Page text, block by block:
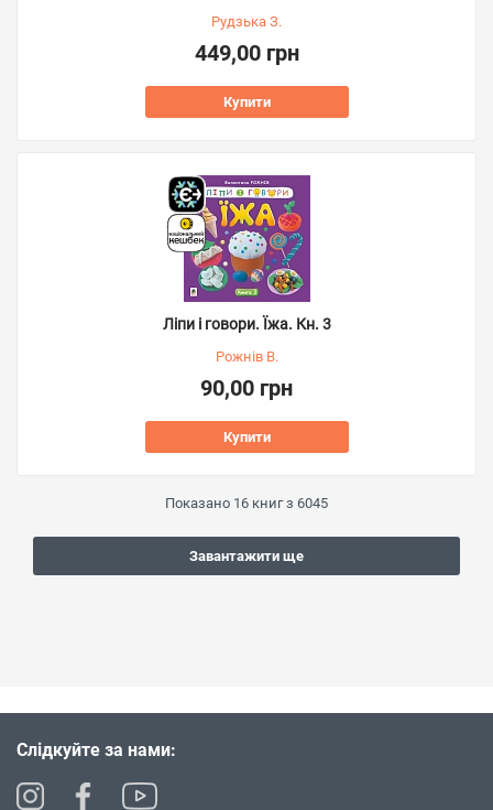
Рудзька З.
449,00 грн
Купити
Ліпи і говори. Їжа. Кн. 3
Рожнів В.
90,00 грн
Купити
Показано 16 книг з 6045
Завантажити ще
Слідкуйте за нами: